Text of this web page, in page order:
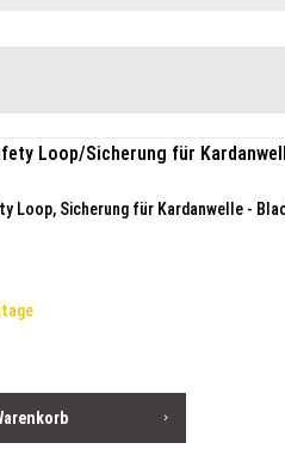
Loop/Sicherung für
Loop, Sicherung für Kardanwelle -